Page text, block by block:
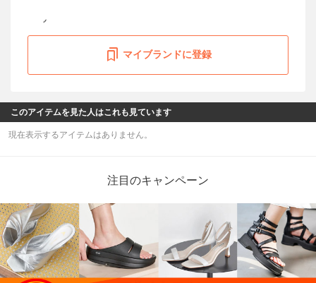
マイブランドに登録
このアイテムを見た人はこれも見ています
現在表示するアイテムはありません。
注目のキャンペーン